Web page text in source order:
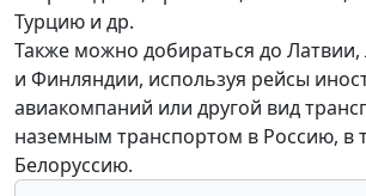
Турцию и др.
Также можно добираться до
и Финляндии, используя рейсы
авиакомпаний или другой вид
наземным транспортом в Россию, в
Белоруссию.